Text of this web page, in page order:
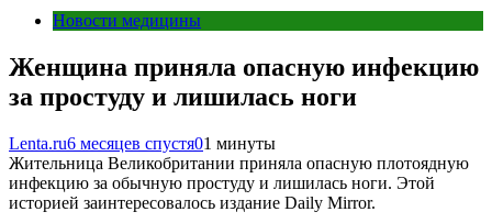
Новости медицины
Женщина приняла опасную инфекцию
за простуду и лишилась ноги
Lenta.ru6 месяцев спустя01 минуты
Жительница Великобритании приняла опасную плотоядную
инфекцию за обычную простуду и лишилась ноги. Этой
историей заинтересовалось издание Daily Mirror.